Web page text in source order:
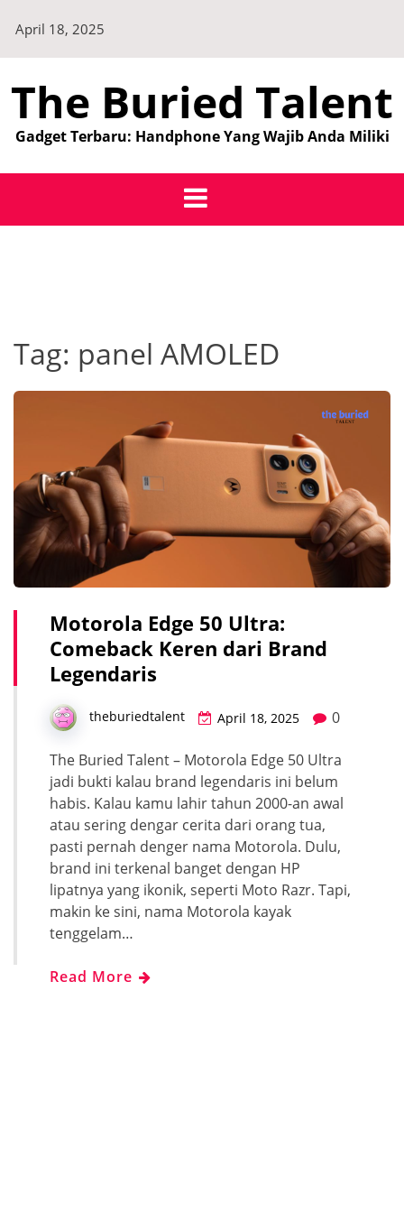
content
April 18, 2025
The Buried Talent
Gadget Terbaru: Handphone Yang Wajib Anda Miliki
Tag: panel AMOLED
Motorola Edge 50 Ultra:
Comeback Keren dari Brand
Legendaris
theburiedtalent April 18, 2025 0
The Buried Talent – Motorola Edge 50 Ultra
jadi bukti kalau brand legendaris ini belum
habis. Kalau kamu lahir tahun 2000-an awal
atau sering dengar cerita dari orang tua,
pasti pernah denger nama Motorola. Dulu,
brand ini terkenal banget dengan HP
lipatnya yang ikonik, seperti Moto Razr. Tapi,
makin ke sini, nama Motorola kayak
tenggelam…
Read More